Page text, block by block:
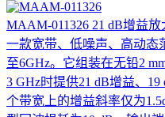
MAAM-011326 21 dB增益
一款宽带、低噪声、高动态
至6GHz。它组装在无铅2
3 GHz时提供21 dB增益、
个带宽上的增益斜率仅为